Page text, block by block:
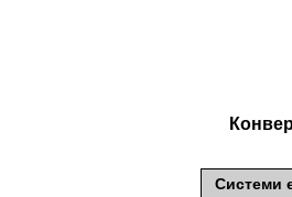
Системи